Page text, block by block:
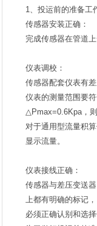
1、投运前的准备工
传感器安装正确：
完成传感器在管道
仪表调校：
传感器配套仪表有
仪表的测量范围要
△Pmax=0.6Kpa，
对于通用型流量积
显示流量。
仪表接线正确：
传感器与差压变送
上都有明确的标记，
必须正确认别和选